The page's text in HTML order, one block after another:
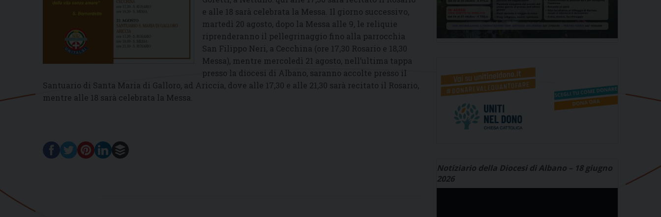
e alle 18 sarà celebrata la Messa. Il giorno successivo,
martedì 20 agosto, dopo la Messa alle 9, le reliquie
riprenderanno il pellegrinaggio fino alla parrocchia
San Filippo Neri, a Cecchina (ore 17,30 Rosario e 18,30
Messa), mentre mercoledì 21 agosto, nell’ultima tappa
presso la diocesi di Albano, saranno accolte presso il
Santuario di Santa Maria di Galloro, ad Ariccia, dove alle 17,30 e alle 21,30 sarà recitato il Rosario,
mentre alle 18 sarà celebrata la Messa.
Notiziario della Diocesi di Albano – 18 giugno
2026